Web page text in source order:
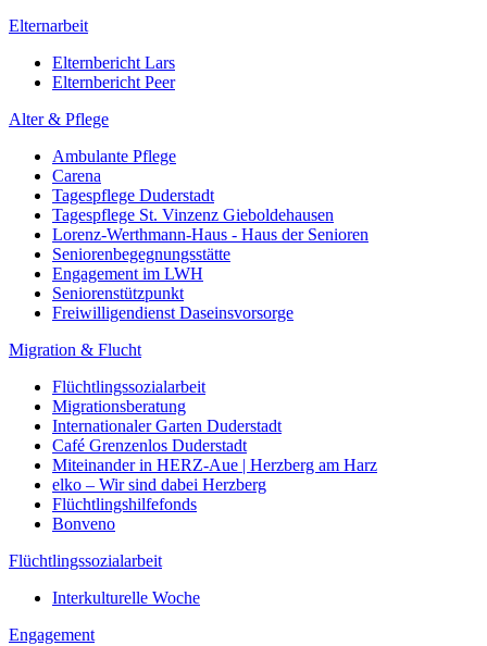
Elternarbeit
Elternbericht Lars
Elternbericht Peer
Alter & Pflege
Ambulante Pflege
Carena
Tagespflege Duderstadt
Tagespflege St. Vinzenz Gieboldehausen
Lorenz-Werthmann-Haus - Haus der Senioren
Seniorenbegegnungsstätte
Engagement im LWH
Seniorenstützpunkt
Freiwilligendienst Daseinsvorsorge
Migration & Flucht
Flüchtlingssozialarbeit
Migrationsberatung
Internationaler Garten Duderstadt
Café Grenzenlos Duderstadt
Miteinander in HERZ-Aue | Herzberg am Harz
elko – Wir sind dabei Herzberg
Flüchtlingshilfefonds
Bonveno
Flüchtlingssozialarbeit
Interkulturelle Woche
Engagement